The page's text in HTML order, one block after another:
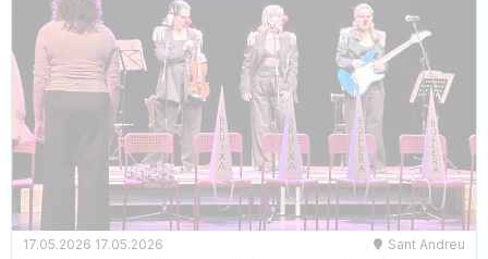
17.05.2026 17.05.2026 Sant Andreu